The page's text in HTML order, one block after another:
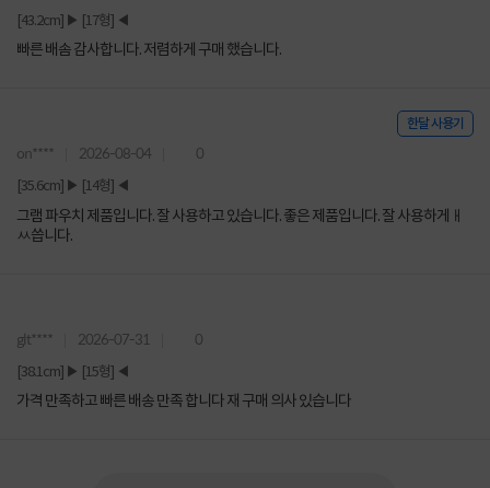
[43.2cm] ▶ [17형] ◀
빠른 배솜 감사합니다. 저렴하게 구매 했습니다.
한달 사용기
on**** 2026-08-04 0
[35.6cm] ▶ [14형] ◀
그램 파우치 제품입니다. 잘 사용하고 있습니다. 좋은 제품입니다. 잘 사용하게ㅐ
ㅆ씁니다.
glt**** 2026-07-31 0
[38.1cm] ▶ [15형] ◀
가격 만족하고 빠른 배송 만족 합니다 재 구매 의사 있습니다